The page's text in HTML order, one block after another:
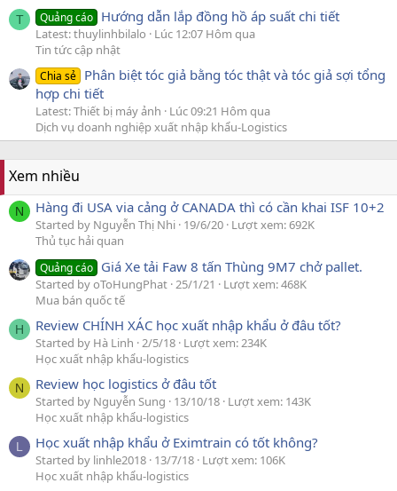
T Quảng cáo Hướng dẫn lắp đồng hồ áp suất chi tiết
Latest: thuylinhbilalo
Lúc 12:07 Hôm qua
Tin tức cập nhật
Chia sẻ Phân biệt tóc giả bằng tóc thật và tóc giả sợi tổng
hợp chi tiết
Latest: Thiết bị máy ảnh
Lúc 09:21 Hôm qua
Dịch vụ doanh nghiệp xuất nhập khẩu-Logistics
Xem nhiều
N Hàng đi USA via cảng ở CANADA thì có cần khai ISF 10+2
Started by Nguyễn Thị Nhi 19/6/20 Lượt xem: 692K
Thủ tục hải quan
Quảng cáo Giá Xe tải Faw 8 tấn Thùng 9M7 chở pallet.
Started by oToHungPhat 25/1/21
Lượt xem: 468K
Mua bán quốc tế
H Review CHÍNH XÁC học xuất nhập khẩu ở đâu tốt?
Started by Hà Linh 2/5/18 Lượt xem: 234K
Học xuất nhập khẩu-logistics
N Review học logistics ở đâu tốt
Started by Nguyễn Sung 13/10/18 Lượt xem: 143K
Học xuất nhập khẩu-logistics
L Học xuất nhập khẩu ở Eximtrain có tốt không?
Started by linhle2018 13/7/18 Lượt xem: 106K
Học xuất nhập khẩu-logistics